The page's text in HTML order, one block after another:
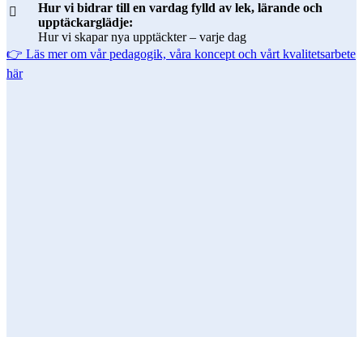
Hur vi bidrar till en vardag fylld av lek, lärande och
upptäckarglädje:
Hur vi skapar nya upptäckter – varje dag
👉 Läs mer om vår pedagogik, våra koncept och vårt kvalitetsarbete
här